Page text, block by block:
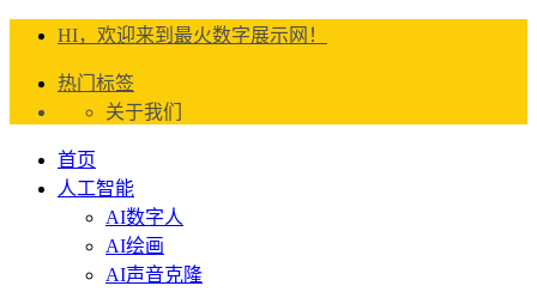
HI，欢迎来到最火数字展示网！
热门标签
关于我们
首页
人工智能
AI数字人
AI绘画
AI声音克隆